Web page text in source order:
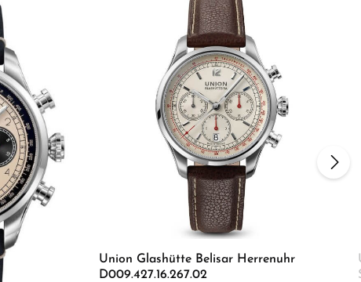
die Anzahl zu erhöhen oder zu
Union Glashütte Belisar Herrenuhr
D009.427.16.267.02